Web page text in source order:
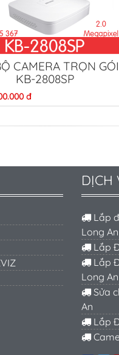
CAMERA TRỌN GÓI
KB-2808SP
đ
DỊCH
Lắp
Long An
Lắp
Lắp
Long An
Sửa
An
Lắp